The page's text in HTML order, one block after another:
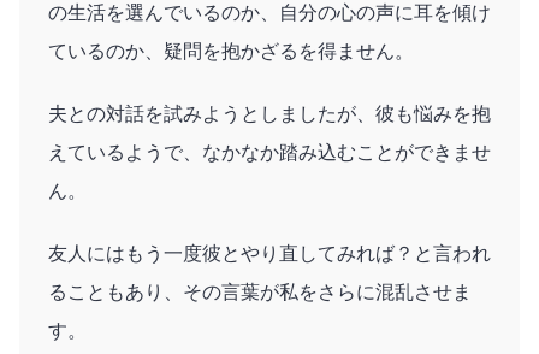
の生活を選んでいるのか、自分の心の声に耳を傾け
ているのか、疑問を抱かざるを得ません。
夫との対話を試みようとしましたが、彼も悩みを抱
えているようで、なかなか踏み込むことができませ
ん。
友人にはもう一度彼とやり直してみれば？と言われ
ることもあり、その言葉が私をさらに混乱させま
す。